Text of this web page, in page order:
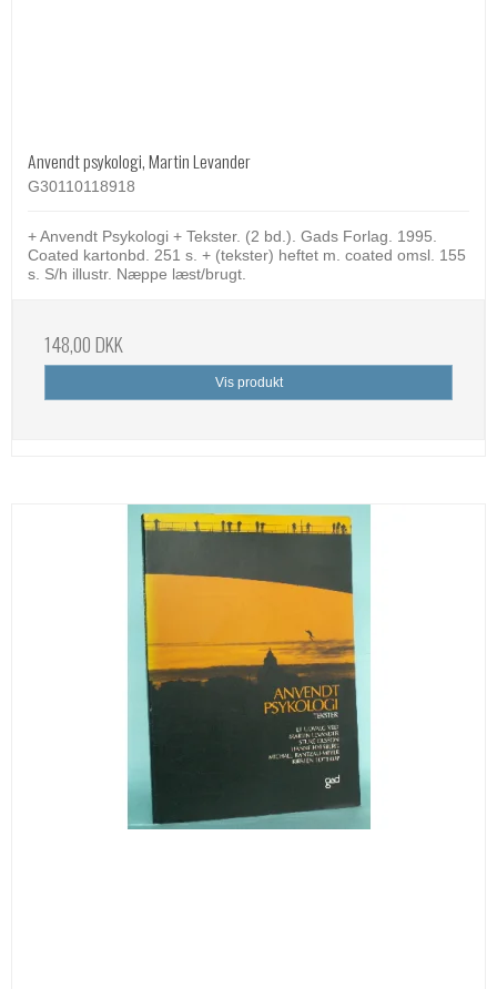
Anvendt psykologi, Martin Levander
G30110118918
+ Anvendt Psykologi + Tekster. (2 bd.). Gads Forlag. 1995.
Coated kartonbd. 251 s. + (tekster) heftet m. coated omsl. 155
s. S/h illustr. Næppe læst/brugt.
148,00 DKK
Vis produkt